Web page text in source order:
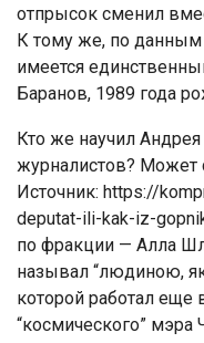
отпрысок сменил
К тому же, по
имеется
Баранов, 1989 года
Кто же научил
журналистов? Может
Источник: https://
deputat-ili-kak-iz-
по фракции — Алла
называл “людиною,
которой работал
“космического” мэра